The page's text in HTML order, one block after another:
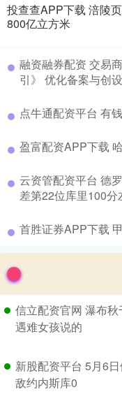
投查查APP下载 涪陵
800亿立方米
融资融券配资 交易
引》 优化备案与创
点牛通配资平台 有
盈富配资APP下载
云资管配资平台 德
差第22位库里100分
首胜证券APP下载
信立配资官网 瀑布秋
遇难女孩说的
新股配资平台 5月6
敌约内斯库0